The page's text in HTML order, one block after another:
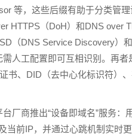
等，这些后缀有助于分类管
HTTPS（DoH）和DNS over
（DNS Service Discovery）
人工配置即可互相识别。再
书、DID（去中心化标识符）
厂商推出“设备即域名”服务：
当前IP，并通过心跳机制实时